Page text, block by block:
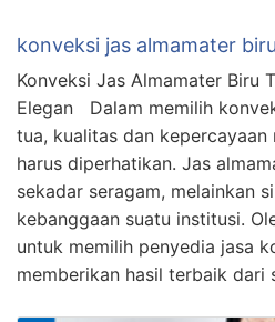
konveksi jas almamater
Konveksi Jas Almamater Biru
Elegan Dalam memilih
tua, kualitas dan kepercayaan
harus diperhatikan. Jas
sekadar seragam, melainkan
kebanggaan suatu institusi.
untuk memilih penyedia jasa
memberikan hasil terbaik dari